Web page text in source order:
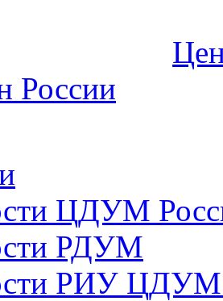
России
ЦДУМ
РДУМ
РИУ ЦДУМ